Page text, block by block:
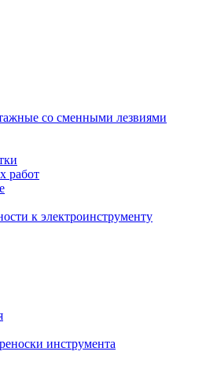
со сменными лезвиями
работ
к электроинструменту
инструмента